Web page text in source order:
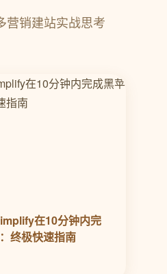
营销建站实战思考
在10分钟内完
终极快速指南